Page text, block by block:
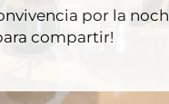
por la
compartir!